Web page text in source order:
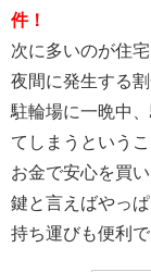
件！
次に多いのが住宅
夜間に発生する
駐輪場に一晩中
てしまうというこ
お金で安心を買い
鍵と言えばやっぱ
持ち運びも便利